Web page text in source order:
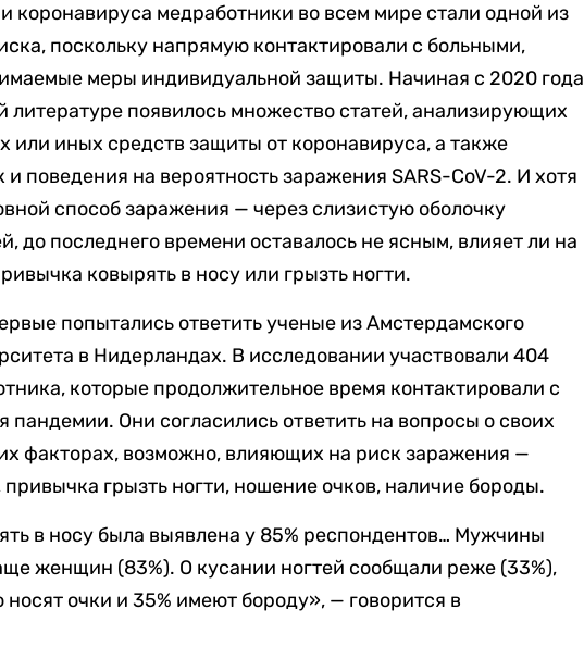
коронавируса медработники во всем мире стали одной из
поскольку напрямую контактировали с больными,
меры индивидуальной защиты. Начиная с 2020 года
литературе появилось множество статей, анализирующих
или иных средств защиты от коронавируса, а также
поведения на вероятность заражения SARS-CoV-2. И хотя
способ заражения — через слизистую оболочку
до последнего времени оставалось не ясным, влияет ли на
ковырять в носу или грызть ногти.
попытались ответить ученые изАмстердамского
а в Нидерландах. В исследовании участвовали 404
которые продолжительное время контактировали с
пандемии. Они согласились ответить на вопросы о своих
факторах, возможно, влияющих на риск заражения —
грызть ногти, ношение очков, наличие бороды.
в носу была выявлена у 85% респондентов… Мужчины
женщин (83%). О кусании ногтей сообщали реже (33%),
носят очки и 35% имеют бороду», — говорится в